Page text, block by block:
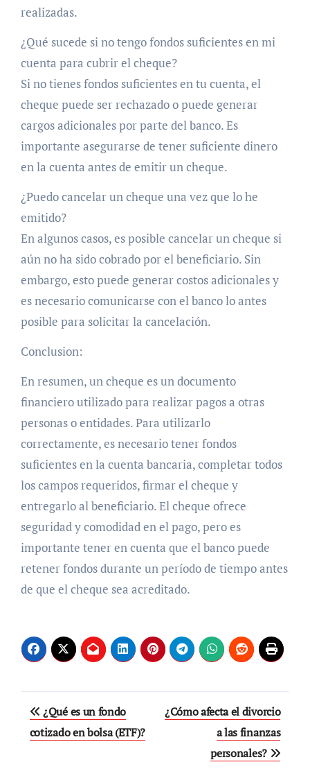
realizadas.
¿Qué sucede si no tengo fondos suficientes en mi
cuenta para cubrir el cheque?
Si no tienes fondos suficientes en tu cuenta, el
cheque puede ser rechazado o puede generar
cargos adicionales por parte del banco. Es
importante asegurarse de tener suficiente dinero
en la cuenta antes de emitir un cheque.
¿Puedo cancelar un cheque una vez que lo he
emitido?
En algunos casos, es posible cancelar un cheque si
aún no ha sido cobrado por el beneficiario. Sin
embargo, esto puede generar costos adicionales y
es necesario comunicarse con el banco lo antes
posible para solicitar la cancelación.
Conclusion:
En resumen, un cheque es un documento
financiero utilizado para realizar pagos a otras
personas o entidades. Para utilizarlo
correctamente, es necesario tener fondos
suficientes en la cuenta bancaria, completar todos
los campos requeridos, firmar el cheque y
entregarlo al beneficiario. El cheque ofrece
seguridad y comodidad en el pago, pero es
importante tener en cuenta que el banco puede
retener fondos durante un período de tiempo antes
de que el cheque sea acreditado.
Navegación
de
¿Qué es un fondo
cotizado en bolsa (ETF)?
¿Cómo afecta el divorcio
a las finanzas
personales?